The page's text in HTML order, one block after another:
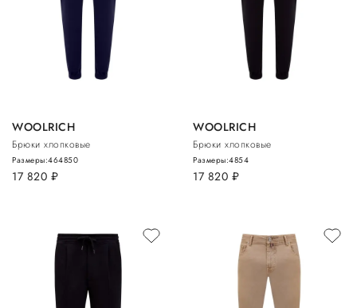
WOOLRICH
Брюки хлопковые
17 820 руб.
Размеры:464850
WOOLRICH
Брюки хлопковые
17 820 руб.
Размеры:4854